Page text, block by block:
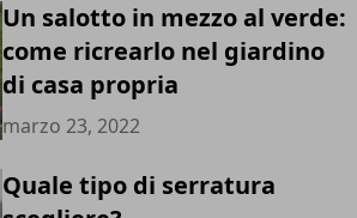
Un salotto in mezzo al verde:
come ricrearlo nel giardino
di casa propria
marzo 23, 2022
Quale tipo di serratura